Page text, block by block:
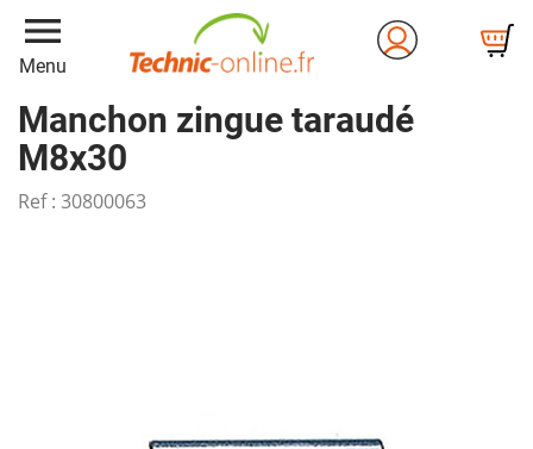
menu
Menu
Manchon zingue taraudé
M8x30
Ref : 30800063